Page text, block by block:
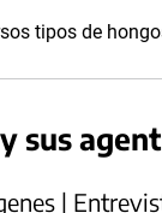
tipos de
sus
|